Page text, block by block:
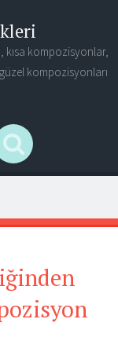
kısa kompozisyonlar,
kompozisyonları
Links
Search